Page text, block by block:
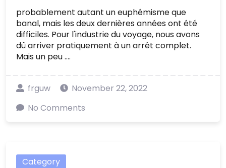
probablement autant un euphémisme que
banal, mais les deux dernières années ont été
difficiles. Pour l'industrie du voyage, nous avons
dû arriver pratiquement à un arrêt complet.
Mais un peu ....
frguw
November 22, 2022
No Comments
Category